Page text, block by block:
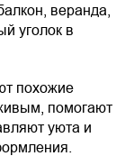
веранда,
уголок в
похожие
помогают
уюта и